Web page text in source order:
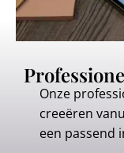
Onze
creeëren
een passend